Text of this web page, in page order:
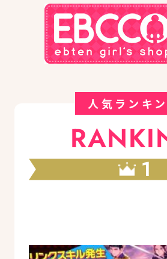
人気ランキ
1